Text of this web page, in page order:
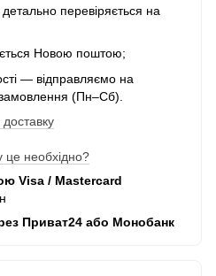
перевіряється на
Новою поштою;
— відправляємо на
(Пн–Сб).
це необхідно?
Visa / Mastercard
Приват24 або Монобанк